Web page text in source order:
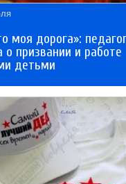
моя дорога»:
о призвании и работе
детьми